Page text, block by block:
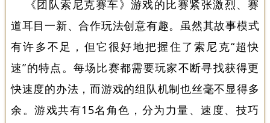
《团队索尼克赛车》游戏的比赛紧张激烈、赛
道耳目一新、合作玩法创意有趣。虽然其故事模式
有许多不足，但它很好地把握住了索尼克“超快
速”的特点。每场比赛都需要玩家不断寻找获得更
快速度的办法，而游戏的组队机制也丝毫不显得多
余。游戏共有15名角色，分为力量、速度、技巧